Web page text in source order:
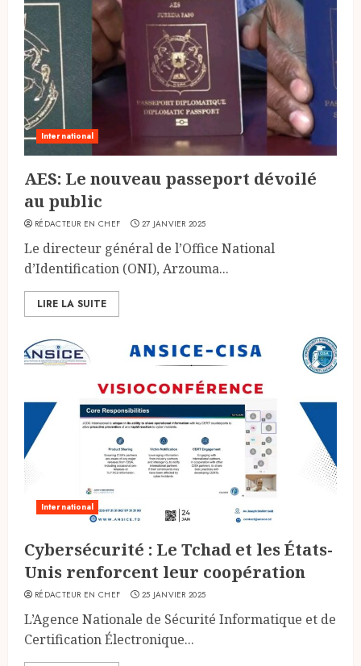
International
AES: Le nouveau passeport dévoilé
au public
RÉDACTEUR EN CHEF 27 JANVIER 2025
Le directeur général de l’Office National
d’Identification (ONI), Arzouma...
LIRE LA SUITE
International
Cybersécurité : Le Tchad et les États-
Unis renforcent leur coopération
RÉDACTEUR EN CHEF 25 JANVIER 2025
L’Agence Nationale de Sécurité Informatique et de
Certification Électronique...